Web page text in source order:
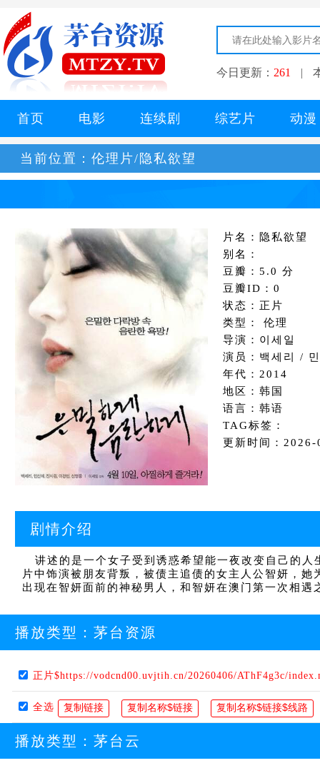
今日更新： 261 |
首页 电影 连续剧 综艺片 动漫
当前位置： 伦理片/隐私欲望
片名：隐私欲望
别名：
豆瓣：5.0 分
豆瓣ID：0
状态：正片
类型： 伦理
导演：이세일
演员：백세리 /
年代：2014
地区：韩国
语言：韩语
TAG标签：
更新时间：
剧情介绍
讲述的是一个女子受到诱惑希望能一夜改变自己的人
片中饰演被朋友背叛，被债主追债的女主人公智妍，
出现在智妍面前的神秘男人，和智妍在澳门第一次相
播放类型： 茅台资源
正片$https://vodcnd00.uvjtih.cn/20260406/AThF4g3c/
全选
播放类型： 茅台云